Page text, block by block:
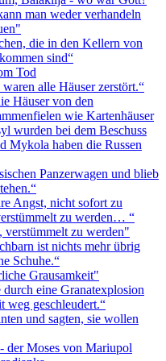
man weder verhandeln
die in den Kellern von
sind“
Tod
waren alle Häuser zerstört.“
Häuser von den
wie Kartenhäuser
wurden bei dem Beschuss
Mykola haben die Russen
Panzerwagen und blieb
Angst, nicht sofort zu
zu werden… “
verstümmelt zu werden"
ist nichts mehr übrig
Schuhe.“
Grausamkeit"
eine Granatexplosion
weg geschleudert.“
und sagten, sie wollen
der Moses von Mariupol